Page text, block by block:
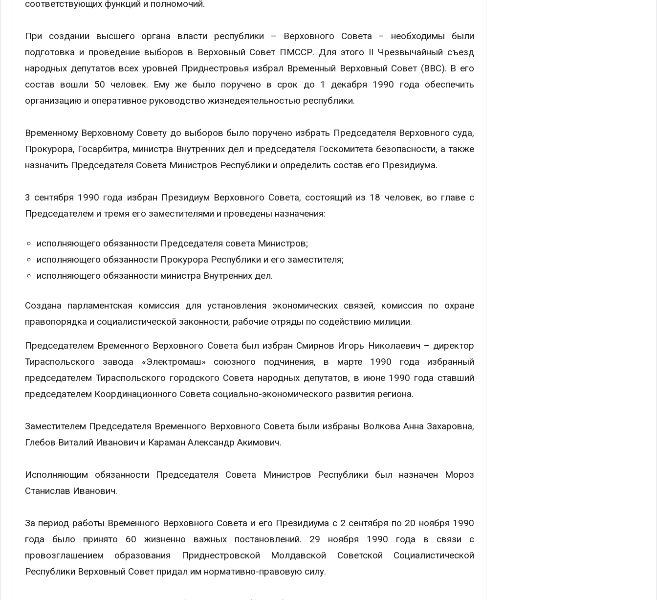
соответствующих функций и полномочий.
При создании высшего органа власти республики – Верховного Совета – необходимы были
подготовка и проведение выборов в Верховный Совет ПМССР. Для этого II Чрезвычайный съезд
народных депутатов всех уровней Приднестровья избрал Временный Верховный Совет (ВВС). В его
состав вошли 50 человек. Ему же было поручено в срок до 1 декабря 1990 года обеспечить
организацию и оперативное руководство жизнедеятельностью республики.
Временному Верховному Совету до выборов было поручено избрать Председателя Верховного суда,
Прокурора, Госарбитра, министра Внутренних дел и председателя Госкомитета безопасности, а также
назначить Председателя Совета Министров Республики и определить состав его Президиума.
3 сентября 1990 года избран Президиум Верховного Совета, состоящий из 18 человек, во главе с
Председателем и тремя его заместителями и проведены назначения:
исполняющего обязанности Председателя совета Министров;
исполняющего обязанности Прокурора Республики и его заместителя;
исполняющего обязанности министра Внутренних дел.
Создана парламентская комиссия для установления экономических связей, комиссия по охране
правопорядка и социалистической законности, рабочие отряды по содействию милиции.
Председателем Временного Верховного Совета был избран Смирнов Игорь Николаевич – директор
Тираспольского завода «Электромаш» союзного подчинения, в марте 1990 года избранный
председателем Тираспольского городского Совета народных депутатов, в июне 1990 года ставший
председателем Координационного Совета социально-экономического развития региона.
Заместителем Председателя Временного Верховного Совета были избраны Волкова Анна Захаровна,
Глебов Виталий Иванович и Караман Александр Акимович.
Исполняющим обязанности Председателя Совета Министров Республики был назначен Мороз
Станислав Иванович.
За период работы Временного Верховного Совета и его Президиума с 2 сентября по 20 ноября 1990
года было принято 60 жизненно важных постановлений. 29 ноября 1990 года в связи с
провозглашением образования Приднестровской Молдавской Советской Социалистической
Республики Верховный Совет придал им нормативно-правовую силу.